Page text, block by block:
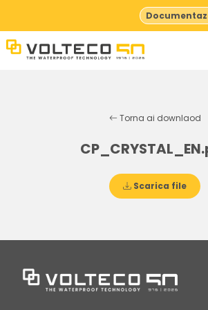
Torna ai downlaod
Scarica file